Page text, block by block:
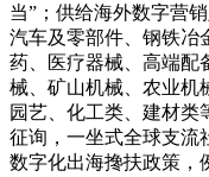
当”；供给海外数字营
汽车及零部件、钢铁冶
药、医疗器械、高端配
械、矿山机械、农业机
园艺、化工类、建材类
征询，一坐式全球支流
数字化出海搀扶政策，